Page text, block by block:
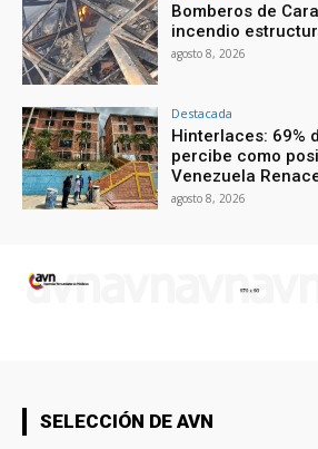
Bomberos de
incendio
agosto 8, 2026
Destacada
Hinterlaces: 69%
percibe como
Venezuela
agosto 8, 2026
SELECCIÓN DE AVN